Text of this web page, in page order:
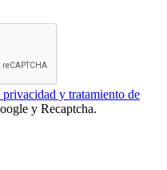
y tratamiento de
y Recaptcha.